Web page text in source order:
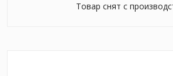
Товар снят с